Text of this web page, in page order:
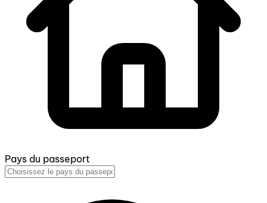
Pays du passeport